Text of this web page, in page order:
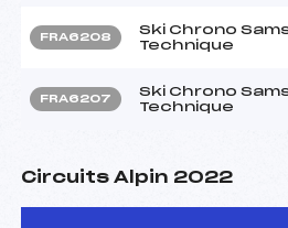
FRA6208
Ski Chrono
Technique
FRA6207
Ski Chrono
Technique
Circuits Alpin 2022